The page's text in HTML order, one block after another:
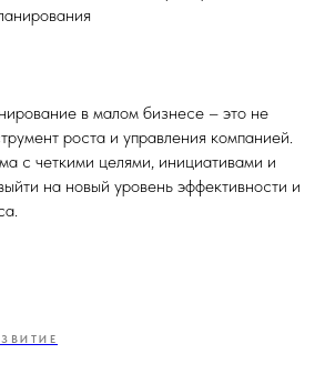
в малом бизнесе – это не
роста и управления компанией.
с четкими целями, инициативами и
на новый уровень эффективности и